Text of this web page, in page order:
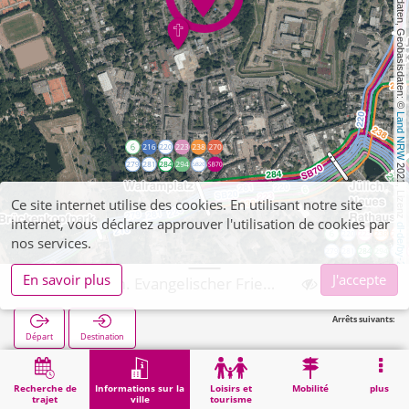
, Kartendaten, Geobasisdaten: ©
Land NRW
2021, Lizenz
dl-de/by-2-0
Recherche de
trajet
Informations sur la
ville
Loisirs et
tourisme
Mobilité plus
Départ Destination
Arrêts suivants:
Démarrage Informations sur la ville Jülich, ehem. Evangelischer Friedhof
Ce site internet utilise des cookies. En utilisant notre site
internet, vous déclarez approuver l'utilisation de cookies par
nos services.
En savoir plus
J'accepte